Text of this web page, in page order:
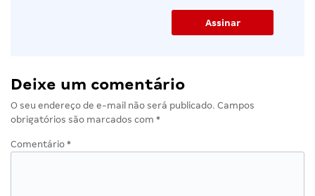
Deixe um comentário
O seu endereço de e-mail não será publicado. Campos
obrigatórios são marcados com *
Comentário *